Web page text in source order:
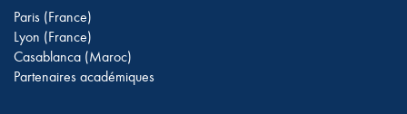
Paris (France)
Lyon (France)
Casablanca (Maroc)
Partenaires académiques